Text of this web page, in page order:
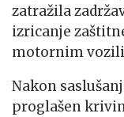
zatražila
izricanje
motornim
Nakon
proglašen